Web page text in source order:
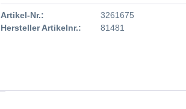
Artikel-Nr.:
3261675
Hersteller Artikelnr.:
81481